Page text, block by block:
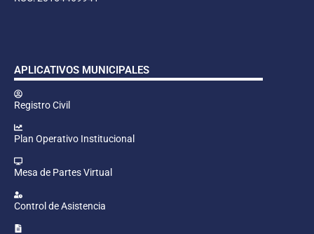
APLICATIVOS MUNICIPALES
Registro Civil
Plan Operativo Institucional
Mesa de Partes Virtual
Control de Asistencia